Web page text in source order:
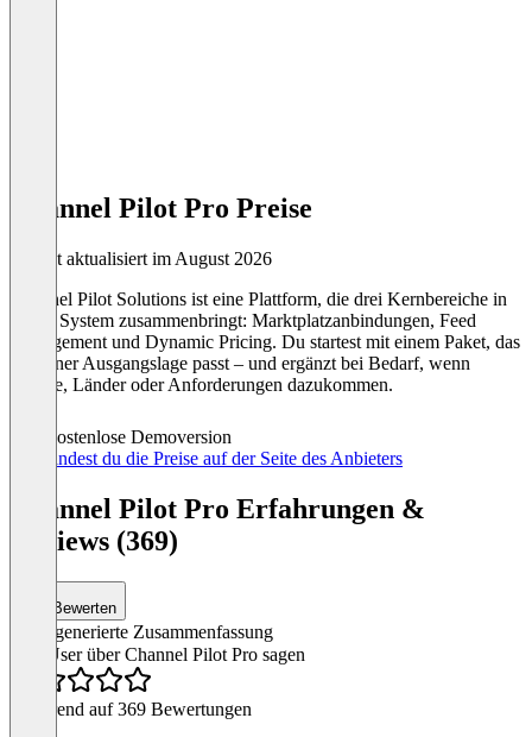
Channel Pilot Pro Preise
Zuletzt aktualisiert im August 2026
Channel Pilot Solutions ist eine Plattform, die drei Kernbereiche in
einem System zusammenbringt: Marktplatzanbindungen, Feed
Management und Dynamic Pricing. Du startest mit einem Paket, das
zu deiner Ausgangslage passt – und ergänzt bei Bedarf, wenn
Kanäle, Länder oder Anforderungen dazukommen.
Kostenlose Demoversion
Hier findest du die Preise auf der Seite des Anbieters
Channel Pilot Pro Erfahrungen &
Reviews (369)
Bewerten
KI-generierte Zusammenfassung
Was User über Channel Pilot Pro sagen
Basierend auf 369 Bewertungen